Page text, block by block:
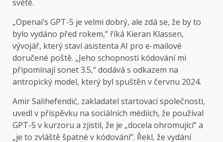
světě.
„Openai’s GPT-5 je velmi dobrý, ale zdá se, že by to
bylo vydáno před rokem,“ říká Kieran Klassen,
vývojář, který staví asistenta AI pro e-mailové
doručené poště. „Jeho schopnosti kódování mi
připomínají sonet 3.5,“ dodává s odkazem na
antropický model, který byl spuštěn v červnu 2024.
Amir Salihefendić, zakladatel startovací společnosti,
uvedl v příspěvku na sociálních médiích, že používal
GPT-5 v kurzoru a zjistil, že je „docela ohromující“ a
„je to zvláště špatné v kódování“. Řekl, že vydání